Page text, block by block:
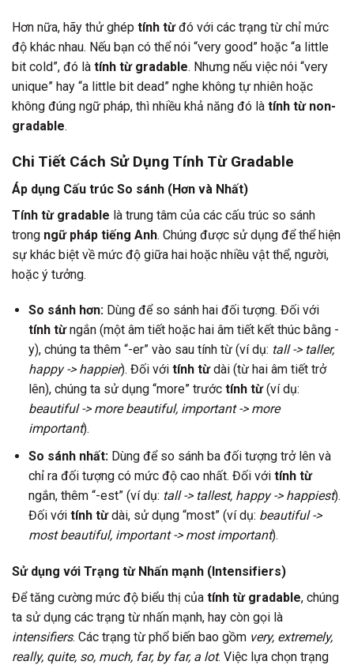
Hơn nữa, hãy thử ghép tính từđó với các trạng từ chỉ mức
độ khác nhau. Nếu bạn có thể nói “very good” hoặc “a little
bit cold”, đó là tính từ gradable. Nhưng nếu việc nói “very
unique” hay “a little bit dead” nghe không tự nhiên hoặc
không đúng ngữ pháp, thì nhiều khả năng đó là tính từ non-
gradable.
Chi Tiết Cách Sử Dụng Tính Từ Gradable
Áp dụng Cấu trúc So sánh (Hơn và Nhất)
Tính từ gradable là trung tâm của các cấu trúc so sánh
trong ngữ pháp tiếng Anh. Chúng được sử dụng để thể hiện
sự khác biệt về mức độ giữa hai hoặc nhiều vật thể, người,
hoặc ý tưởng.
So sánh hơn:Dùng để so sánh hai đối tượng. Đối với
tính từngắn (một âm tiết hoặc hai âm tiết kết thúc bằng -
y), chúng ta thêm “-er” vào sau tính từ (ví dụ: tall -> taller,
happy -> happier). Đối với tính từdài (từ hai âm tiết trở
lên), chúng ta sử dụng “more” trước tính từ(ví dụ:
beautiful -> more beautiful, important -> more
important).
So sánh nhất:Dùng để so sánh ba đối tượng trở lên và
chỉ ra đối tượng có mức độ cao nhất. Đối với tính từ
ngắn, thêm “-est” (ví dụ: tall -> tallest, happy -> happiest).
Đối với tính từdài, sử dụng “most” (ví dụ: beautiful ->
most beautiful, important -> most important).
Sử dụng với Trạng từ Nhấn mạnh (Intensifiers)
Để tăng cường mức độ biểu thị của tính từ gradable, chúng
ta sử dụng các trạng từ nhấn mạnh, hay còn gọi là
intensifiers. Các trạng từ phổ biến bao gồm very, extremely,
really, quite, so, much, far, by far, a lot. Việc lựa chọn trạng